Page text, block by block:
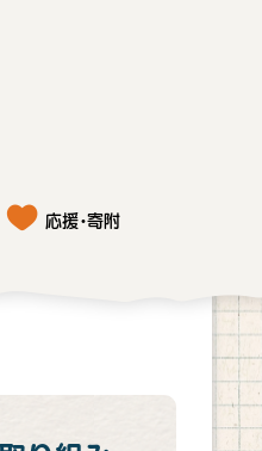
応援・寄附